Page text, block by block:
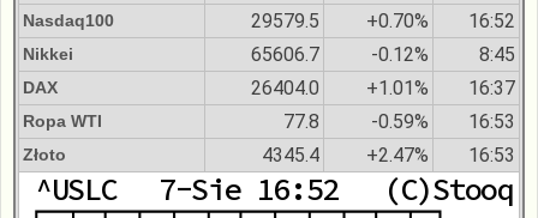
Nasdaq100 29579.5 +0.70% 16:52
Nikkei 65606.7 -0.12% 8:45
DAX 26404.0 +1.01% 16:37
Ropa WTI 77.8 -0.59% 16:53
Złoto 4345.4 +2.47% 16:53